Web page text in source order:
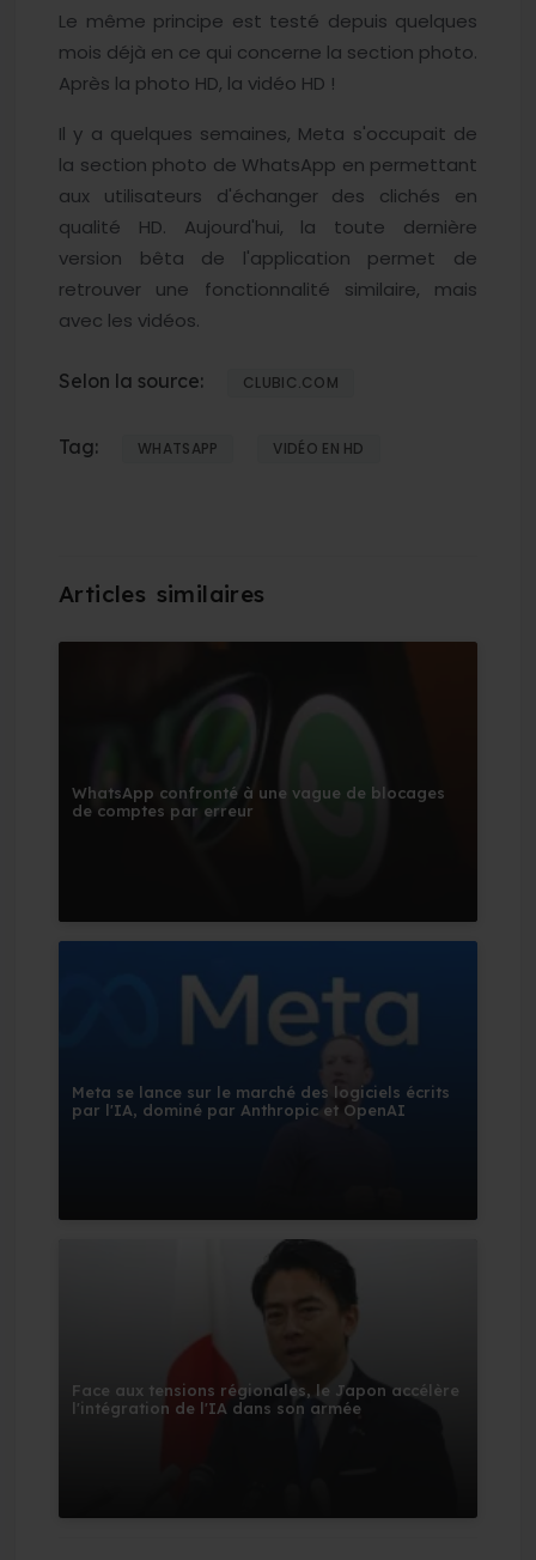
Le même principe est testé depuis quelques
mois déjà en ce qui concerne la section photo.
Après la photo HD, la vidéo HD !
Il y a quelques semaines, Meta s'occupait de
la section photo de WhatsApp en permettant
aux utilisateurs d'échanger des clichés en
qualité HD. Aujourd'hui, la toute dernière
version bêta de l'application permet de
retrouver une fonctionnalité similaire, mais
avec les vidéos.
Selon la source: CLUBIC.COM
Tag: WHATSAPP VIDÉO EN HD
WhatsApp confronté à une vague de blocages
de comptes par erreur
Meta se lance sur le marché des logiciels écrits
par l'IA, dominé par Anthropic et OpenAI
Face aux tensions régionales, le Japon accélère
l'intégration de l'IA dans son armée